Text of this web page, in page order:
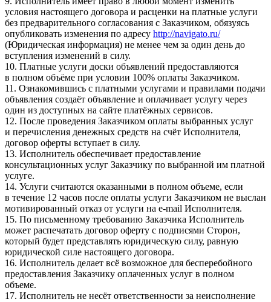
условия настоящего договора и расценки на платные услуги
без предварительного согласования с Заказчиком, обязуясь
опубликовать изменения по адресу http://navigato.ru/
(Юридическая информация) не менее чем за один день до
вступления изменений в силу.
10. Платные услуги доски объявлений предоставляются
в полном объёме при условии 100% оплаты Заказчиком.
11. Ознакомившись с платными услугами и правилами подачи
объявления создаёт объявление и оплачивает услугу через
один из доступных на сайте платёжных сервисов.
12. После проведения Заказчиком оплаты выбранных услуг
и перечисления денежных средств на счёт Исполнителя,
договор оферты вступает в силу.
13. Исполнитель обеспечивает предоставление
консультационных услуг Заказчику по выбранной им платной
услуге.
14. Услуги считаются оказанными в полном объеме, если
в течение 12 часов после оплаты услуги Заказчиком не выслан
мотивированный отказ от услуги на e-mail Исполнителя.
15. По письменному требованию Заказчика Исполнитель
может распечатать договор оферту с подписями Сторон,
который будет представлять юридическую силу, равную
юридической силе настоящего договора.
16. Исполнитель делает всё возможное для бесперебойного
предоставления Заказчику оплаченных услуг в полном
объеме.
17. Исполнитель не несёт ответственности за неисполнение